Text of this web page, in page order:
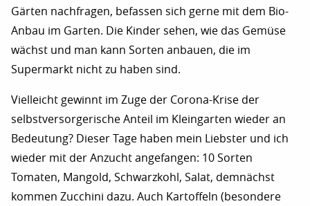
Gärten nachfragen, befassen sich gerne mit dem Bio-
Anbau im Garten. Die Kinder sehen, wie das Gemüse
wächst und man kann Sorten anbauen, die im
Supermarkt nicht zu haben sind.
Vielleicht gewinnt im Zuge der Corona-Krise der
selbstversorgerische Anteil im Kleingarten wieder an
Bedeutung? Dieser Tage haben mein Liebster und ich
wieder mit der Anzucht angefangen: 10 Sorten
Tomaten, Mangold, Schwarzkohl, Salat, demnächst
kommen Zucchini dazu. Auch Kartoffeln (besondere